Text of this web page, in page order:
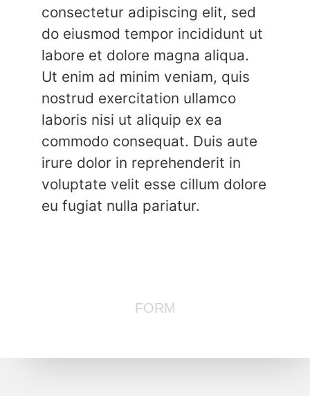
consectetur adipiscing elit, sed
do eiusmod tempor incididunt ut
labore et dolore magna aliqua.
Ut enim ad minim veniam, quis
nostrud exercitation ullamco
laboris nisi ut aliquip ex ea
commodo consequat. Duis aute
irure dolor in reprehenderit in
voluptate velit esse cillum dolore
eu fugiat nulla pariatur.
FORM